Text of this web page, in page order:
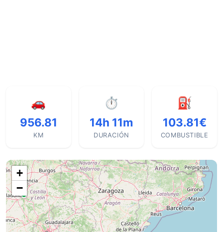
🚗
956.81
KM
⏱
14h 11m
DURACIÓN
⛽
103.81€
COMBUSTIBLE
+
−